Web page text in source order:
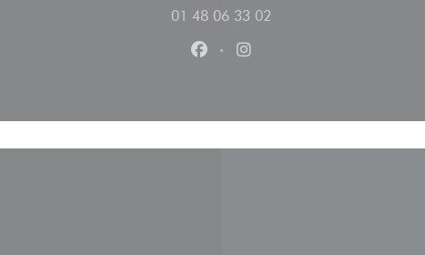
01 48 06 33 02
Facebook ((ouvre une nouvelle
Instagram ((ouvre une